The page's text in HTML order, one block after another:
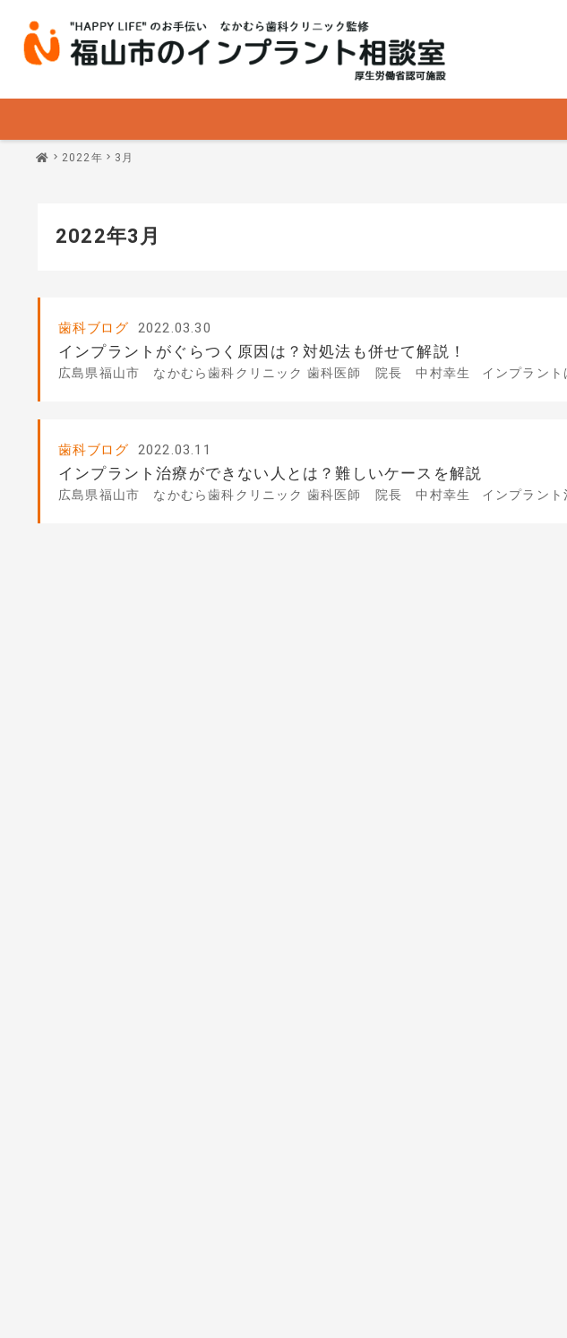
2022年 3月
2022年3月
歯科ブログ 2022.03.30
インプラントがぐらつく原因は？対処法も併せて解説！
広島県福山市 なかむら歯科クリニック 歯科医師 院長 中村幸生 インプラント
歯科ブログ 2022.03.11
インプラント治療ができない人とは？難しいケースを解説
広島県福山市 なかむら歯科クリニック 歯科医師 院長 中村幸生 インプラント